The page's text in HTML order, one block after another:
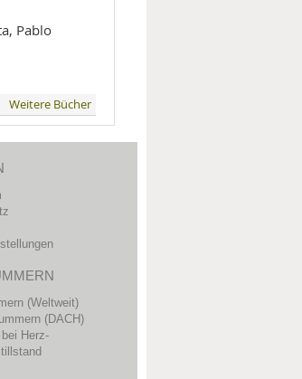
Pablo
Weitere Bücher
(Weltweit)
(DACH)
Herz-